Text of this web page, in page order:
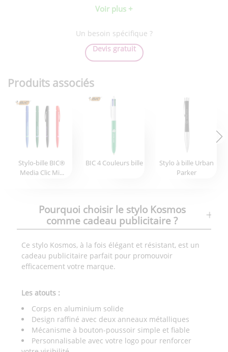
Voir plus +
Un besoin spécifique ?
Devis gratuit
Produits associés
Stylo-bille BIC®
Media Clic Mi...
BIC 4 Couleurs bille
Stylo à bille Urban
Parker
Pourquoi choisir le stylo Kosmos
comme cadeau publicitaire ?
Ce stylo Kosmos, à la fois élégant et résistant, est un
cadeau publicitaire parfait pour promouvoir
efficacement votre marque.
Les atouts :
Corps en aluminium solide
Design raffiné avec deux anneaux métalliques
Mécanisme à bouton-poussoir simple et fiable
Personnalisable avec votre logo pour renforcer